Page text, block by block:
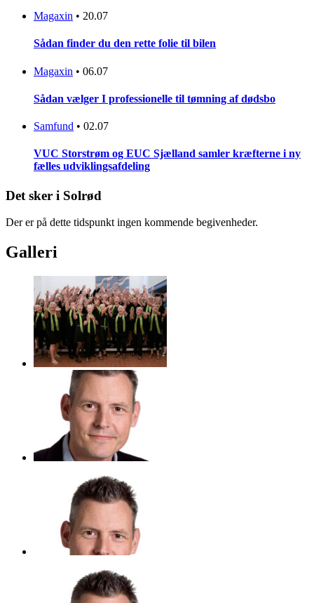
Magaxin • 20.07
Sådan finder du den rette folie til bilen
Magaxin • 06.07
Sådan vælger I professionelle til tømning af dødsbo
Samfund • 02.07
VUC Storstrøm og EUC Sjælland samler kræfterne i ny
fælles udviklingsafdeling
Det sker i Solrød
Der er på dette tidspunkt ingen kommende begivenheder.
Galleri